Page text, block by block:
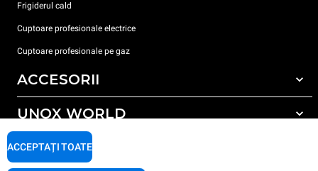
Frigiderul cald
Cuptoare profesionale electrice
Cuptoare profesionale pe gaz
ACCESORII
Toate accesoriile
Detergent pentru spălarea automată
Detergent pentru spălarea manuală
UNOX WORLD
Sediile noastre în lume
SUPORT
ACCEPTAȚI TOATE